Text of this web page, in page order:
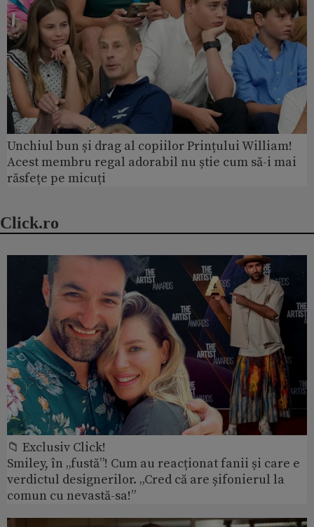
Unchiul bun și drag al copiilor Prințului William!
Acest membru regal adorabil nu știe cum să-i mai
răsfețe pe micuți
Click.ro
📁 Exclusiv Click!
Smiley, în „fustă”! Cum au reacționat fanii și care e
verdictul designerilor. „Cred că are șifonierul la
comun cu nevastă-sa!”